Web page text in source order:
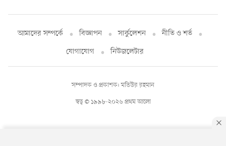
আমাদের সম্পর্কে বিজ্ঞাপন সার্কুলেশন
নীতি ও শর্ত
যোগাযোগ
নিউজলেটার
স্বত্ব © ১৯৯৮-২০২৬ প্রথম আলো
সম্পাদক ও প্রকাশক: মতিউর রহমান